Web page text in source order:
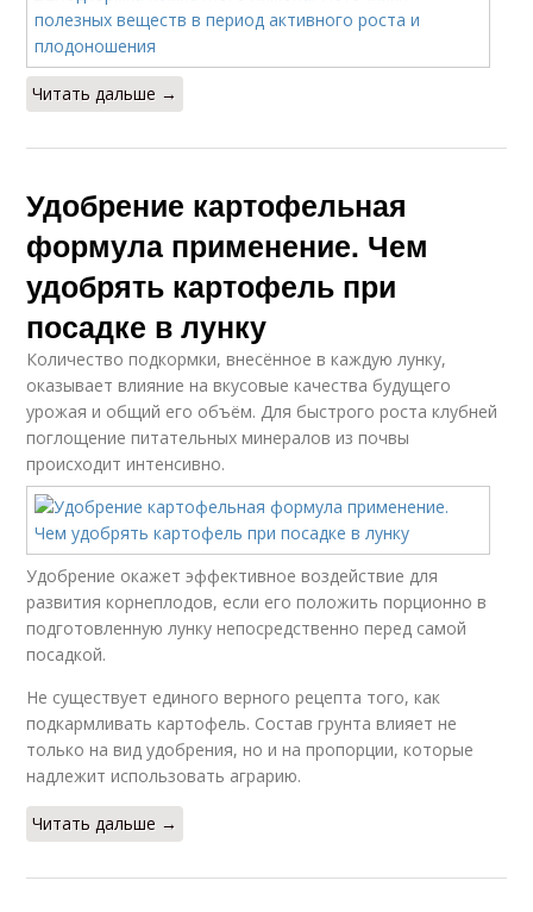
Читать дальше →
Удобрение картофельная
формула применение. Чем
удобрять картофель при
посадке в лунку
Количество подкормки, внесённое в каждую лунку,
оказывает влияние на вкусовые качества будущего
урожая и общий его объём. Для быстрого роста клубней
поглощение питательных минералов из почвы
происходит интенсивно.
Удобрение окажет эффективное воздействие для
развития корнеплодов, если его положить порционно в
подготовленную лунку непосредственно перед самой
посадкой.
Не существует единого верного рецепта того, как
подкармливать картофель. Состав грунта влияет не
только на вид удобрения, но и на пропорции, которые
надлежит использовать аграрию.
Читать дальше →